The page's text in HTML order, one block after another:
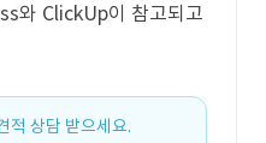
와 ClickUp이 참고되고
적 상담 받으세요.